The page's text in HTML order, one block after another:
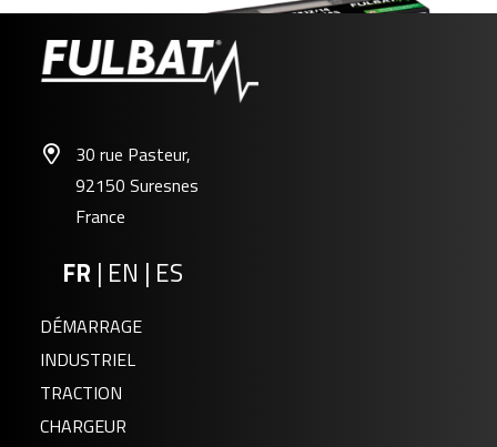
30 rue Pasteur,
92150 Suresnes
France
FR | EN | ES
DÉMARRAGE
INDUSTRIEL
TRACTION
CHARGEUR